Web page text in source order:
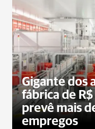
Gigante dos
fábrica de R$
prevê mais
empregos